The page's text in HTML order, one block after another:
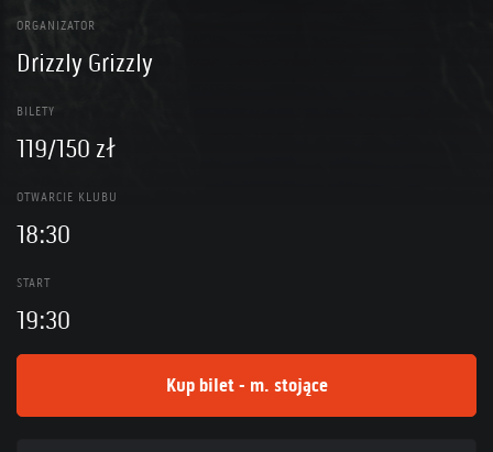
ORGANIZATOR
Drizzly Grizzly
BILETY
119/150 zł
OTWARCIE KLUBU
18:30
START
19:30
Kup bilet - m. stojące